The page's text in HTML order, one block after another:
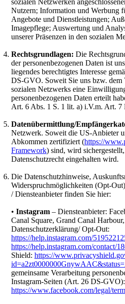
sozialen Netzwerken
Nutzern; Information und Werbung
Angebote und Dienstleistungen;
Imagepflege; Auswertung und
unserer Präsenzen in den sozialen
Rechtsgrundlagen: Die
der personenbezogenen Daten ist
liegendes berechtigtes Interesse
DS-GVO. Soweit Sie uns bzw. dem
sozialen Netzwerks eine
personenbezogenen Daten erteilt
Art. 6 Abs. 1 S. 1 lit. a) i.V.m. Art.
Datenübermittlung/
Netzwerk. Soweit die US-Anbieter
Abkommen zertifiziert (https://
Framework) sind, wird
Datenschutzrecht eingehalten wird.
Die Datenschutzhinweise,
Widerspruchmöglichkeiten (Opt-
/ Diensteanbieter finden Sie hier:
• Instagram – Diensteanbieter:
Canal Square, Grand Canal
Datenschutzerklärung/ Opt-Out:
https://help.instagram.com/
https://help.instagram.com/contact/
Shield: https://
gemeinsame Verarbeitung
Instagram-Seiten (Art. 26 DS-GVO):
https://www.facebook.com/legal/